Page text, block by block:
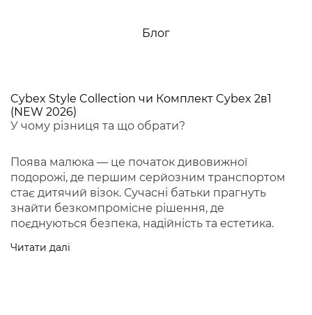
Блог
Cybex Style Collection чи Комплект Cybex 2в1
(NEW 2026)
У чому різниця та що обрати?
Поява малюка — це початок дивовижної
подорожі, де першим серйозним транспортом
стає дитячий візок. Сучасні батьки прагнуть
знайти безкомпромісне рішення, де
поєднуються безпека, надійність та естетика.
Читати далі